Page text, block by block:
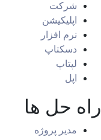
شرکت
اپلیکیشن
نرم افزار
دسکتاپ
لپتاپ
اپل
راه حل ها
مدیر پروژه